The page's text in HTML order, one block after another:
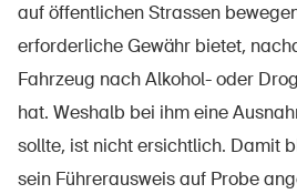
auf öffentlichen Strassen
erforderliche Gewähr bietet,
Fahrzeug nach Alkohol- oder
hat. Weshalb bei ihm eine
sollte, ist nicht ersichtlich. Damit
sein Führerausweis auf Probe